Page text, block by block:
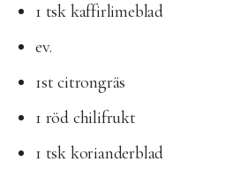
1 tsk kaffirlimeblad
ev.
1st citrongräs
1 röd chilifrukt
1 tsk korianderblad